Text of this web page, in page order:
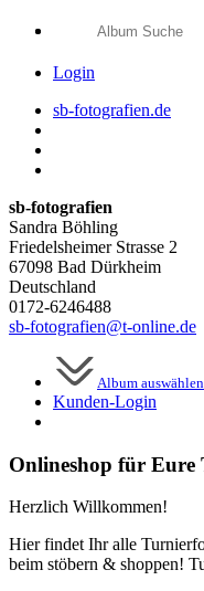
Login
sb-fotografien.de
sb-fotografien
Sandra Böhling
Friedelsheimer Strasse 2
67098 Bad Dürkheim
Deutschland
0172-6246488
sb-fotografien@t-online.de
Album auswählen
Kunden-Login
Onlineshop für Eure
Herzlich Willkommen!
Hier findet Ihr alle
beim stöbern & shoppen!